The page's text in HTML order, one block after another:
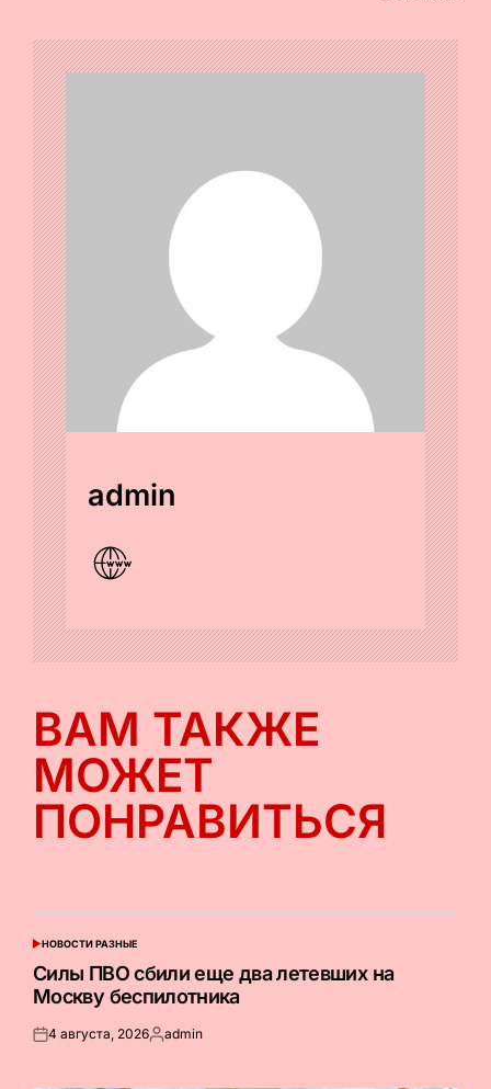
admin
ВАМ ТАКЖЕ
МОЖЕТ
ПОНРАВИТЬСЯ
ОПУБЛИКОВАНО
НОВОСТИ РАЗНЫЕ
Силы ПВО сбили еще два летевших на
Москву беспилотника
Опубликовано
4 августа, 2026Запись
admin